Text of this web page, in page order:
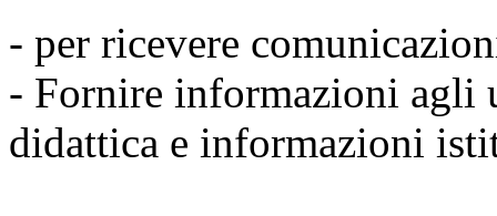
- per ricevere
- Fornire informazioni agli
didattica e informazioni